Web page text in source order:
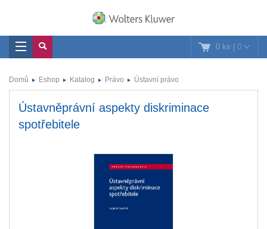
0 ks | 0
Domů Eshop Katalog Právo Ústavní právo
Ústavněprávní aspekty diskriminace
spotřebitele